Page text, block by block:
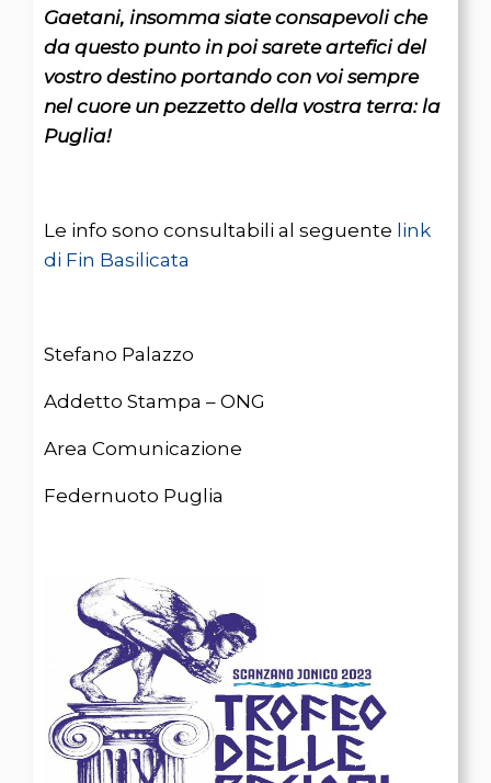
Gaetani, insomma siate consapevoli che
da questo punto in poi sarete artefici del
vostro destino portando con voi sempre
nel cuore un pezzetto della vostra terra: la
Puglia!
Le info sono consultabili al seguente link
di Fin Basilicata
Stefano Palazzo
Addetto Stampa – ONG
Area Comunicazione
Federnuoto Puglia